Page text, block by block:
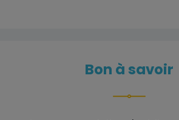
Bon à savoir